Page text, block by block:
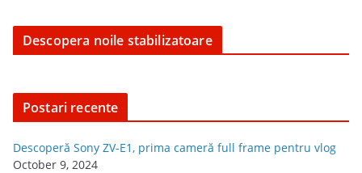
Descopera noile stabilizatoare
Postari recente
Descoperă Sony ZV-E1, prima cameră full frame pentru vlog
October 9, 2024